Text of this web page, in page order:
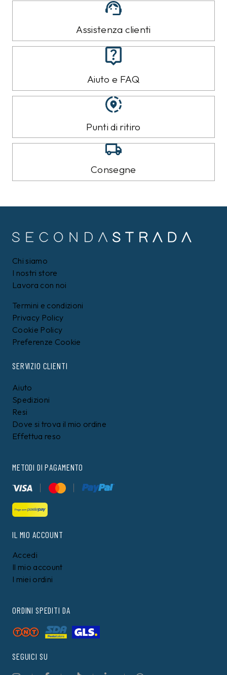
Assistenza clienti
Aiuto e FAQ
Punti di ritiro
Consegne
Chi siamo
I nostri store
Lavora con noi
Termini e condizioni
Privacy Policy
Cookie Policy
Preferenze Cookie
SERVIZIO CLIENTI
Aiuto
Spedizioni
Resi
Dove si trova il mio ordine
Effettua reso
METODI DI PAGAMENTO
IL MIO ACCOUNT
Accedi
Il mio account
I miei ordini
ORDINI SPEDITI DA
SEGUICI SU